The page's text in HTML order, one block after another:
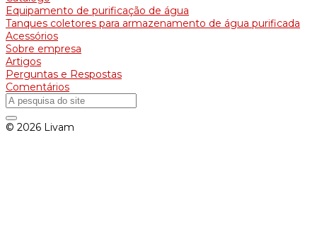
Equipamento de purificação de água
Tanques coletores para armazenamento de água purificada
Acessórios
Sobre empresa
Artigos
Perguntas e Respostas
Comentários
© 2026 Livam